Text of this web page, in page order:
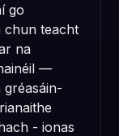
go
chun teacht
na
—
- ionas